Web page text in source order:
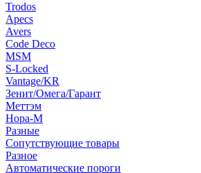
Trodos
Apecs
Avers
Code Deco
MSM
S-Locked
Vantage/KR
Зенит/Омега/Гарант
Меттэм
Нора-М
Разные
Сопутствующие товары
Разное
Автоматические пороги